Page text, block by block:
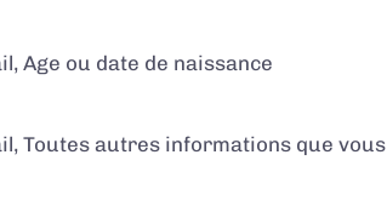
Age ou date de naissance
Toutes autres informations que vous